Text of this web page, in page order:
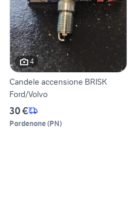
4
Candele accensione BRISK
Ford/Volvo
30 €
Pordenone(PN)